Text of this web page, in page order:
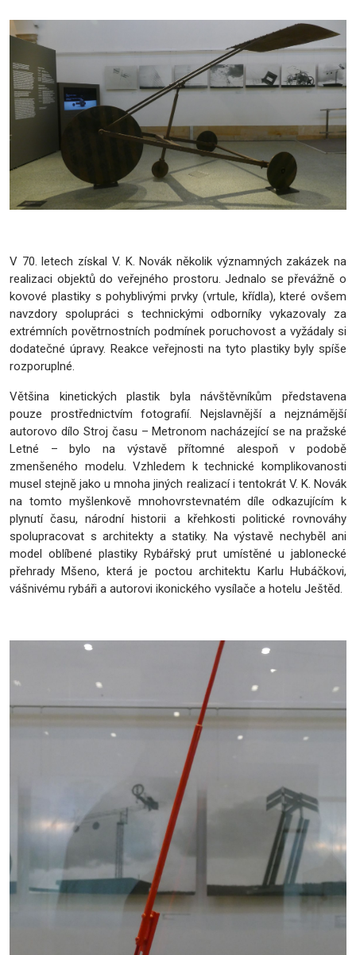
V 70. letech získal V. K. Novák několik významných zakázek na
realizaci objektů do veřejného prostoru. Jednalo se převážně o
kovové plastiky s pohyblivými prvky (vrtule, křídla), které ovšem
navzdory spolupráci s technickými odborníky vykazovaly za
extrémních povětrnostních podmínek poruchovost a vyžádaly si
dodatečné úpravy. Reakce veřejnosti na tyto plastiky byly spíše
rozporuplné.
Většina kinetických plastik byla návštěvníkům představena
pouze prostřednictvím fotografií. Nejslavnější a nejznámější
autorovo dílo Stroj času – Metronom nacházející se na pražské
Letné – bylo na výstavě přítomné alespoň v podobě
zmenšeného modelu. Vzhledem k technické komplikovanosti
musel stejně jako u mnoha jiných realizací i tentokrát V. K. Novák
na tomto myšlenkově mnohovrstevnatém díle odkazujícím k
plynutí času, národní historii a křehkosti politické rovnováhy
spolupracovat s architekty a statiky. Na výstavě nechyběl ani
model oblíbené plastiky Rybářský prut umístěné u jablonecké
přehrady Mšeno, která je poctou architektu Karlu Hubáčkovi,
vášnivému rybáři a autorovi ikonického vysílače a hotelu Ještěd.